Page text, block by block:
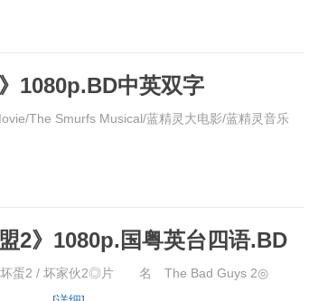
1080p.BD中英双字
The Smurfs Musical‎/蓝精灵大电影/蓝精灵音乐
2》1080p.国粤英台四语.BD
/ 坏家伙2◎片 名 The Bad Guys 2◎